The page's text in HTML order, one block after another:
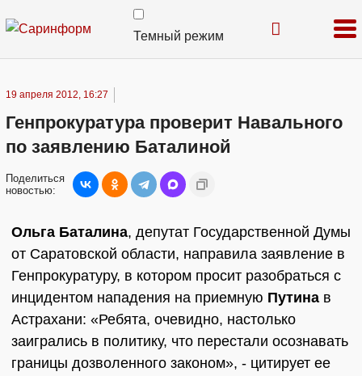
Темный режим
19 апреля 2012, 16:27
Генпрокуратура проверит Навального
по заявлению Баталиной
Поделиться
новостью:
Ольга Баталина, депутат Государственной Думы
от Саратовской области, направила заявление в
Генпрокуратуру, в котором просит разобраться с
инцидентом нападения на приемную Путина в
Астрахани: «Ребята, очевидно, настолько
заигрались в политику, что перестали осознавать
границы дозволенного законом», - цитирует ее